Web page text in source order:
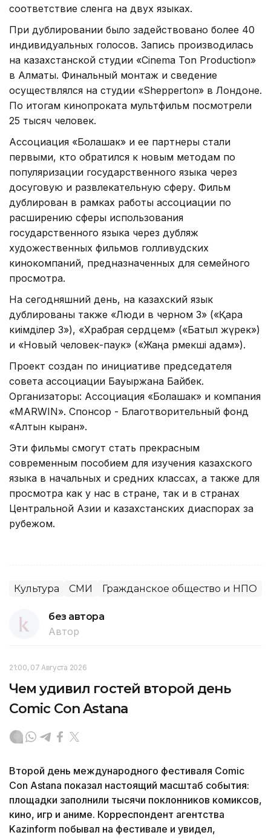
соответствие сленга на двух языках.
При дублировании было задействовано более 40
индивидуальных голосов. Запись производилась
на казахстанской студии «Cinema Ton Production»
в Алматы. Финальный монтаж и сведение
осуществлялся на студии «Shepperton» в Лондоне.
По итогам кинопроката мультфильм посмотрели
25 тысяч человек.
Ассоциация «Болашак» и ее партнеры стали
первыми, кто обратился к новым методам по
популяризации государственного языка через
досуговую и развлекательную сферу. Фильм
дублирован в рамках работы ассоциации по
расширению сферы использования
государственного языка через дубляж
художественных фильмов голливудских
кинокомпаний, предназначенных для семейного
просмотра.
На сегодняшний день, на казахский язык
дублированы также «Люди в черном 3» («Қара
киімділер 3»), «Храбрая сердцем» («Батыл жүрек»)
и «Новый человек-паук» («Жаңа өрмекші адам»).
Проект создан по инициативе председателя
совета ассоциации Бауыржана Байбек.
Организаторы: Ассоциация «Болашак» и компания
«MARWIN». Спонсор - Благотворительный фонд
«Алтын кыран».
Эти фильмы смогут стать прекрасным
современным пособием для изучения казахского
языка в начальных и средних классах, а также для
просмотра как у нас в стране, так и в странах
Центральной Азии и казахстанских диаспорах за
рубежом.
Культура СМИ Гражданское общество и НПО
без автора
Автор
21:00, 07 Августа 2026
Чем удивил гостей второй день
Comic Con Astana
Второй день международного фестиваля Comic
Con Astana показал настоящий масштаб события:
площадки заполнили тысячи поклонников комиксов,
кино, игр и аниме. Корреспондент агентства
Kazinform побывал на фестивале и увидел,